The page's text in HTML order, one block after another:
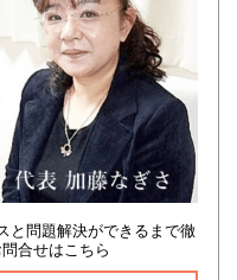
と問題解決ができるまで徹
合せはこちら